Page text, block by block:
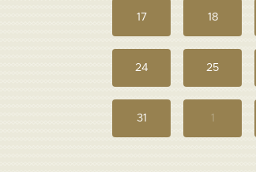
17 18
24 25
31 1